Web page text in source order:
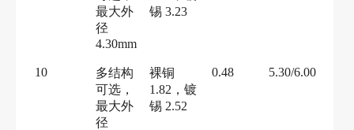
最大外
径
4.30mm
锡 3.23
10
多结构
可选，
最大外
径
裸铜
1.82，镀
锡 2.52
0.48 5.30/6.00